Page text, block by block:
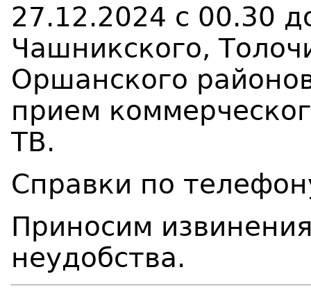
27.12.2024 с 00.30
Чашникского,
Оршанского
прием
ТВ.
Справки по
Приносим
неудобства.